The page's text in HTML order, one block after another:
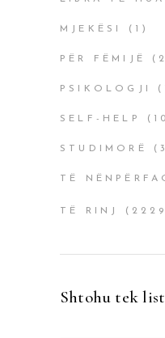
MJEKËSI (1)
PËR FËMIJË
PSIKOLOGJI
SELF-HELP
STUDIMORË
TË
TË RINJ
Shtohu tek